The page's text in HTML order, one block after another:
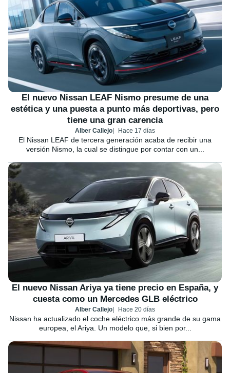
El nuevo Nissan LEAF Nismo presume de una
estética y una puesta a punto más deportivas, pero
tiene una gran carencia
Alber Callejo Hace 17 días
El Nissan LEAF de tercera generación acaba de recibir una
versión Nismo, la cual se distingue por contar con un...
El nuevo Nissan Ariya ya tiene precio en España, y
cuesta como un Mercedes GLB eléctrico
Alber Callejo Hace 20 días
Nissan ha actualizado el coche eléctrico más grande de su gama
europea, el Ariya. Un modelo que, si bien por...